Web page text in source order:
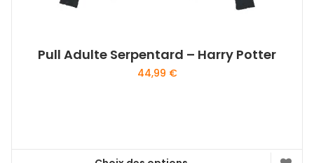
Pull Adulte Serpentard – Harry Potter
44,99 €